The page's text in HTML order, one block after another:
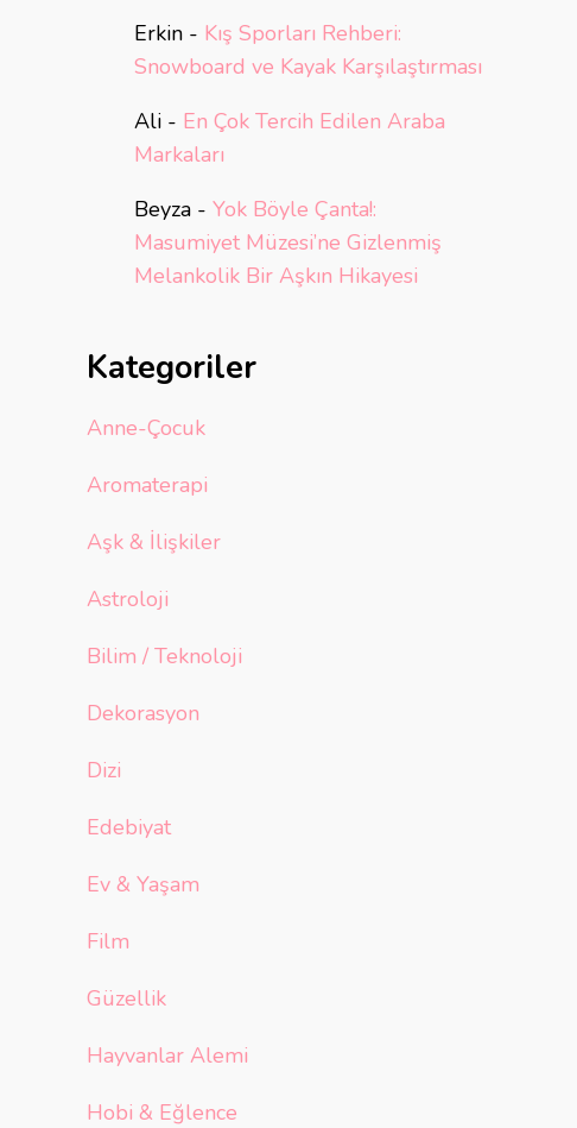
Erkin- Kış Sporları Rehberi:
Snowboard ve Kayak Karşılaştırması
Ali- En Çok Tercih Edilen Araba
Markaları
Beyza- Yok Böyle Çanta!:
Masumiyet Müzesi’ne Gizlenmiş
Melankolik Bir Aşkın Hikayesi
Kategoriler
Anne-Çocuk
Aromaterapi
Aşk & İlişkiler
Astroloji
Bilim / Teknoloji
Dekorasyon
Dizi
Edebiyat
Ev & Yaşam
Film
Güzellik
Hayvanlar Alemi
Hobi & Eğlence